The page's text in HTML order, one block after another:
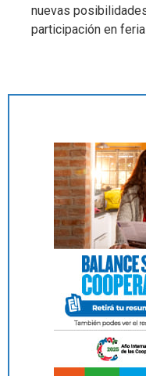
nuevas
participación en